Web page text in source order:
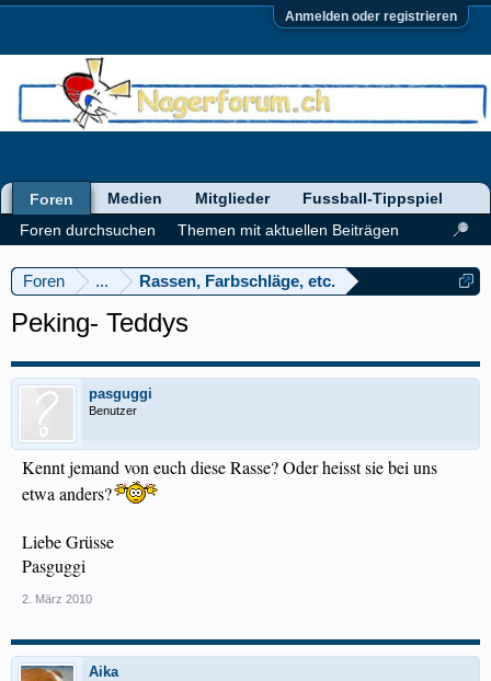
Anmelden oder registrieren
Foren ... Rassen, Farbschläge, etc.
Peking- Teddys
pasguggi
Benutzer
Kennt jemand von euch diese Rasse? Oder heisst sie bei uns
etwa anders?
Liebe Grüsse
Pasguggi
2. März 2010
Aika
Foren
Foren durchsuchen
Themen mit aktuellen Beiträgen
Medien Mitglieder Fussball-Tippspiel